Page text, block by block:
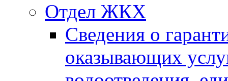
Отдел ЖКХ
Сведения о
оказывающих